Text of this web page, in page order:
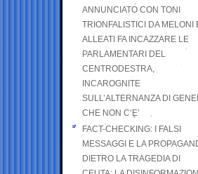
ANNUNCIATO CON TONI
TRIONFALISTICI DA MELONI
ALLEATI FA INCAZZARE LE
PARLAMENTARI DEL
CENTRODESTRA,
INCAROGNITE
SULL’ALTERNANZA DI
CHE NON C’E’
FACT-CHECKING: I FALSI
MESSAGGI E LA
DIETRO LA TRAGEDIA DI